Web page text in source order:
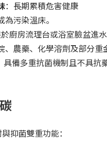
：長期累積危害健康
污染溫床。
廚房流理台或浴室臉盆進
農藥、化學溶劑及部分重
備多重抗菌機制且不具抗
抑菌雙重功能：